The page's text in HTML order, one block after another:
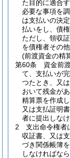
た目的に適合
必要な事項を
は支払いの決
払いをし、債
ただし、領収
を債権者その
(前渡資金の精
第60条
資金前
て、支払いが
つたとき、又
おいて残金が
精算票を作成
又は支払証明
者に提出しな
2
支出命令権者
収証書、又は
づき関係帳簿
しなければなら